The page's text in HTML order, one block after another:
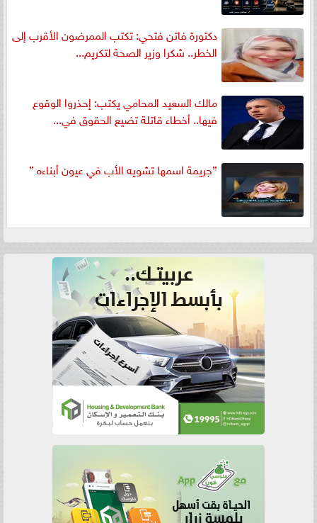
دكتورة فاتن فتحي: تكتب الممرضون الأقرب إلى
الخطر.. شكرا وزير الصحة لتكريم...
مالك السعيد المحامي يكتب: إحذروا الوقوع
فيها.. أخطاء قاتلة تضيع الحقوق في...
”جريمة اسمها تشويه الأب في عيون أبناءه ”